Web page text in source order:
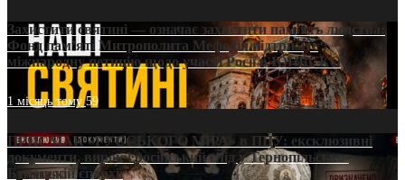
Захистити святині — означає захистити пам’ять людства:
Фонд пам’яті Митрополита Мефодія підтримує
міжнародну петицію щодо участі Росії в ЮНЕСКО
1 місяць тому59
ПРИСМАК «РУССЬКОГО МІРА» в ПЦУ: ексклюзивні
документи, вирок і російський слід у Тернопільсько-
Бучацькій єпархії